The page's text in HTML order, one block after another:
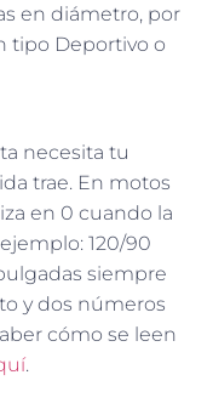
en diámetro, por
tipo Deportivo o
necesita tu
trae. En motos
en 0 cuando la
120/90
siempre
y dos números
cómo se leen
.